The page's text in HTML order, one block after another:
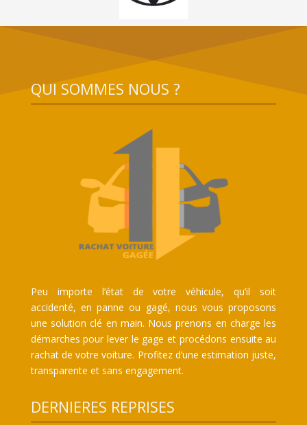
QUI SOMMES NOUS ?
Peu importe l’état de votre véhicule, qu’il soit
accidenté, en panne ou gagé, nous vous proposons
une solution clé en main. Nous prenons en charge les
démarches pour lever le gage et procédons ensuite au
rachat de votre voiture. Profitez d’une estimation juste,
transparente et sans engagement.
DERNIERES REPRISES